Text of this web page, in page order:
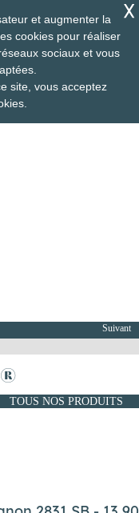
et augmenter la
cookies pour réaliser
sociaux et vous
site, vous acceptez
Suivant
TOUS NOS PRODUITS